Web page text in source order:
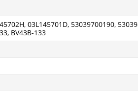
03L145701D, 53039700190,
BV43B-133